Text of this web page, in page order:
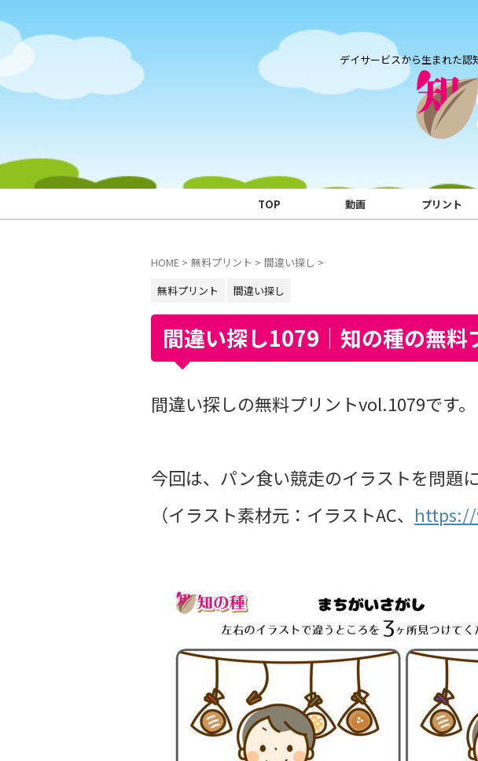
デイサービスから生まれた認
TOP 動画 プリント
HOME > 無料プリント > 間違い探し >
無料プリント
間違い探し
間違い探し1079｜知の種の無料
間違い探しの無料プリントvol.1079です。
今回は、パン食い競走のイラストを問題に
（イラスト素材元：イラストAC、